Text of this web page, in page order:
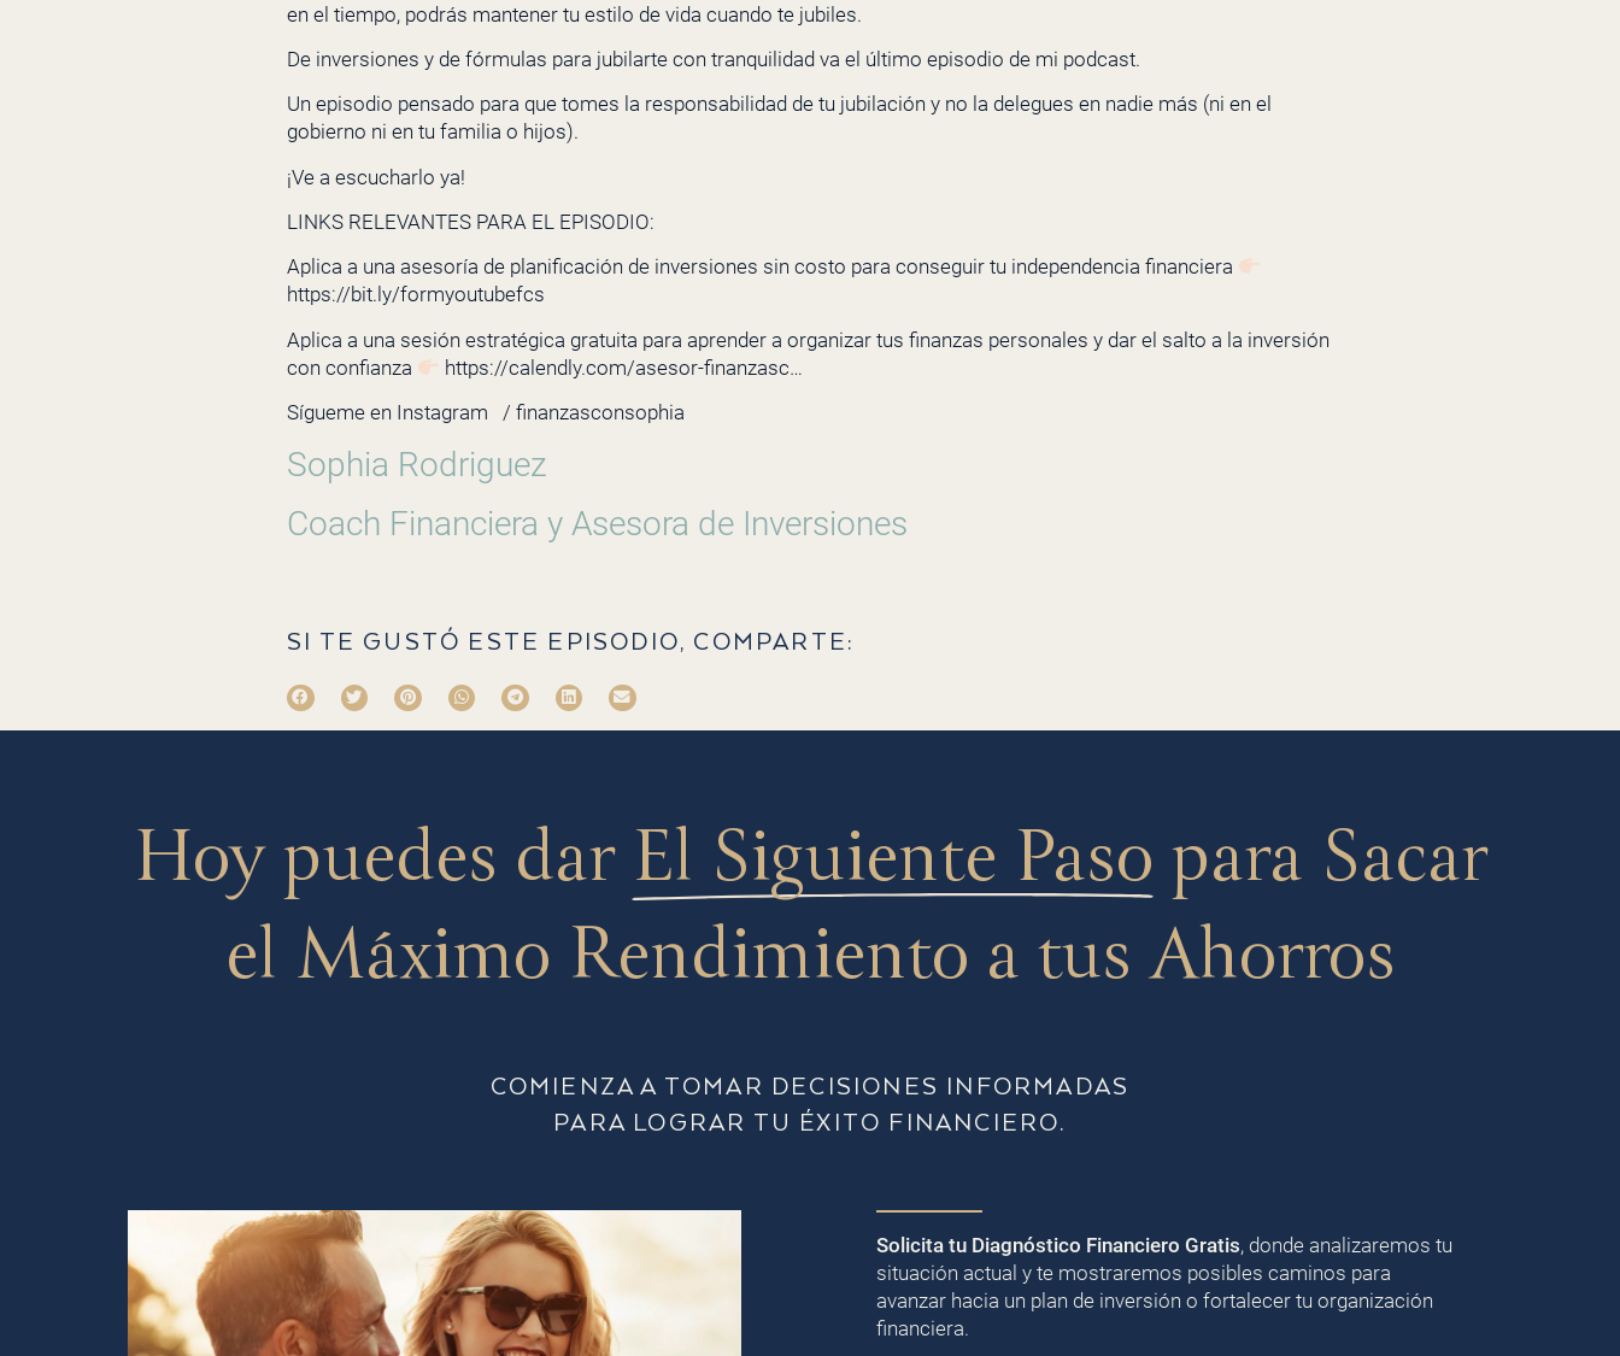
en el tiempo, podrás mantener tu estilo de vida cuando te jubiles.
De inversiones y de fórmulas para jubilarte con tranquilidad va el último episodio de mi podcast.
Un episodio pensado para que tomes la responsabilidad de tu jubilación y no la delegues en nadie más (ni en el
gobierno ni en tu familia o hijos).
¡Ve a escucharlo ya!
LINKS RELEVANTES PARA EL EPISODIO:
Aplica a una asesoría de planificación de inversiones sin costo para conseguir tu independencia financiera
https://bit.ly/formyoutubefcs
Aplica a una sesión estratégica gratuita para aprender a organizar tus finanzas personales y dar el salto a la inversión
con confianza
https://calendly.com/asesor-finanzasc…
Sígueme en Instagram
/ finanzasconsophia
Sophia Rodriguez
Coach Financiera y Asesora de Inversiones
SI TE GUSTÓ ESTE EPISODIO, COMPARTE:
Hoy puedes dar El Siguiente Paso para Sacar
el Máximo Rendimiento a tus Ahorros
COMIENZA A TOMAR DECISIONES INFORMADAS
PARA LOGRAR TU ÉXITO FINANCIERO.
Solicita tu Diagnóstico Financiero Gratis, donde analizaremos tu
situación actual y te mostraremos posibles caminos para
avanzar hacia un plan de inversión o fortalecer tu organización
financiera.